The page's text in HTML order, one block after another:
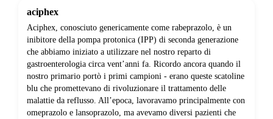
aciphex
Aciphex, conosciuto genericamente come rabeprazolo, è un
inibitore della pompa protonica (IPP) di seconda generazione
che abbiamo iniziato a utilizzare nel nostro reparto di
gastroenterologia circa vent’anni fa. Ricordo ancora quando il
nostro primario portò i primi campioni - erano queste scatoline
blu che promettevano di rivoluzionare il trattamento delle
malattie da reflusso. All’epoca, lavoravamo principalmente con
omeprazolo e lansoprazolo, ma avevamo diversi pazienti che